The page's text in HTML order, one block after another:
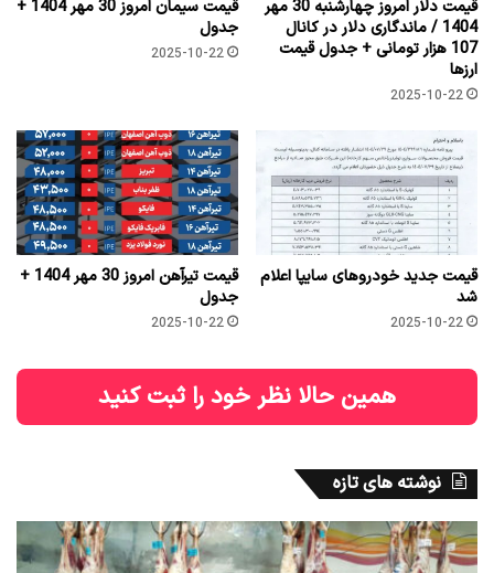
قیمت دلار امروز چهارشنبه 30 مهر
1404 / ماندگاری دلار در کانال
107 هزار تومانی + جدول قیمت
ارزها
2025-10-22
قیمت سیمان امروز 30 مهر 1404 +
جدول
2025-10-22
قیمت جدید خودروهای سایپا اعلام
شد
2025-10-22
قیمت تیرآهن امروز 30 مهر 1404 +
جدول
2025-10-22
همین حالا نظر خود را ثبت کنید
نوشته های تازه